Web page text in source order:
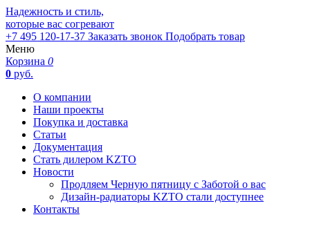
Надежность и стиль,
которые вас согревают
+7 495 120-17-37 Заказать звонок Подобрать товар
Меню
Корзина 0
0 руб.
О компании
Наши проекты
Покупка и доставка
Статьи
Документация
Стать дилером KZTO
Новости
Продляем Черную пятницу с Заботой о вас
Дизайн-радиаторы KZTO стали доступнее
Контакты